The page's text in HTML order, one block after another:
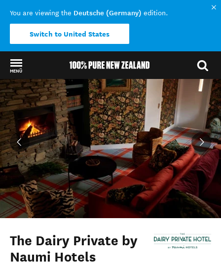
You are viewing the Deutsche (Germany) edition.
Switch to United States
MENÜ
Back to my results
The Dairy Private by
Naumi Hotels